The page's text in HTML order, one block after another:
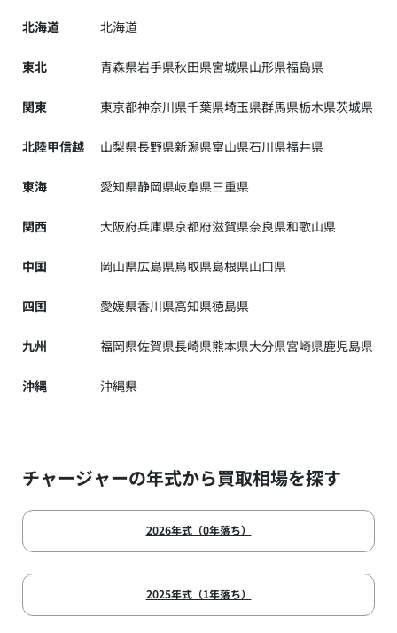
北海道 北海道
東北 青森県岩手県秋田県宮城県山形県福島県
関東 東京都神奈川県千葉県埼玉県群馬県栃木県茨城県
北陸甲信越 山梨県長野県新潟県富山県石川県福井県
東海 愛知県静岡県岐阜県三重県
関西 大阪府兵庫県京都府滋賀県奈良県和歌山県
中国 岡山県広島県鳥取県島根県山口県
四国 愛媛県香川県高知県徳島県
九州 福岡県佐賀県長崎県熊本県大分県宮崎県鹿児島県
沖縄 沖縄県
チャージャーの年式から買取相場を探す
2026年式（0年落ち）
2025年式（1年落ち）